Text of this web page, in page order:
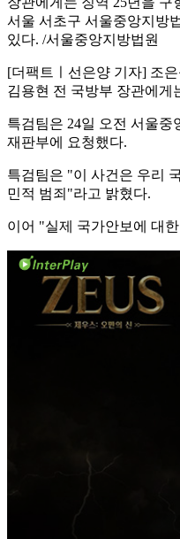
서울 서초구 서울중앙지방
있다. /서울중앙지방법원
[더팩트ㅣ선은양 기자] 조
김용현 전 국방부 장관에게
특검팀은 24일 오전 서울
재판부에 요청했다.
특검팀은 "이 사건은 우리
민적 범죄"라고 밝혔다.
이어 "실제 국가안보에 대